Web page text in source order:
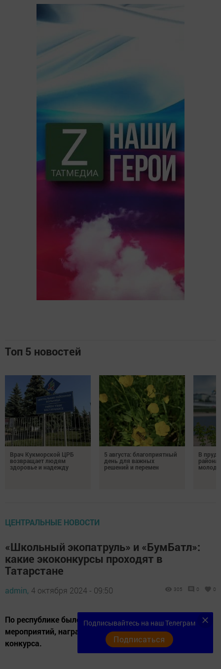
Топ 5 новостей
Врач Кукморской ЦРБ
возвращает людям
здоровье и надежду
5 августа: благоприятный
день для важных
решений и перемен
В
района
ЦЕНТРАЛЬНЫЕ НОВОСТИ
«Школьный экопатруль» и «БумБатл»:
какие экоконкурсы проходят в
Татарстане
admin, 4 октября 2024 - 09:50 305 0 0
По республике было организовано более 17 тыс.
мероприятий, награждены активные участники
конкурса.
Подписывайтесь на наш Телеграм
Подписаться